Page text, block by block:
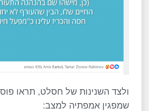
ולצד השנינות של חסלט, תראו
שמפגין אמפתיה למצב: